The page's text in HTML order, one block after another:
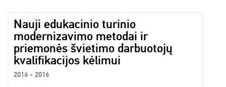
Nauji edukacinio turinio
modernizavimo metodai ir
priemonės švietimo darbuotojų
kvalifikacijos kėlimui
2016 - 2016